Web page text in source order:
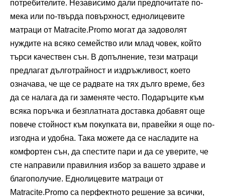
потребителите. Независимо дали предпочитате по-
мека или по-твърда повърхност, еднолицевите
матраци от Matracite.Promo могат да задоволят
нуждите на всяко семейство или млад човек, който
търси качествен сън. В допълнение, тези матраци
предлагат дълготрайност и издръжливост, което
означава, че ще се радвате на тях дълго време, без
да се налага да ги заменяте често. Подаръците към
всяка поръчка и безплатната доставка добавят още
повече стойност към покупката ви, правейки я още по-
изгодна и удобна. Така можете да се насладите на
комфортен сън, да спестите пари и да се уверите, че
сте направили правилния избор за вашето здраве и
благополучие. Еднолицевите матраци от
Matracite.Promo са перфектното решение за всички,